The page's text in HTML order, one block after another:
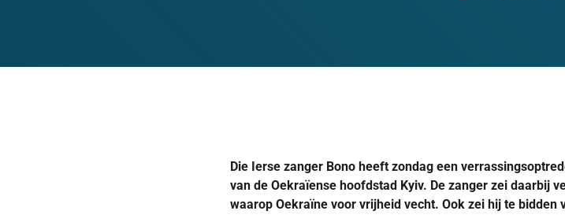
Die Ierse zanger Bono heeft zondag een
van de Oekraïense hoofdstad Kyiv. De zanger zei daarbij
waarop Oekraïne voor vrijheid vecht. Ook zei hij te bidden